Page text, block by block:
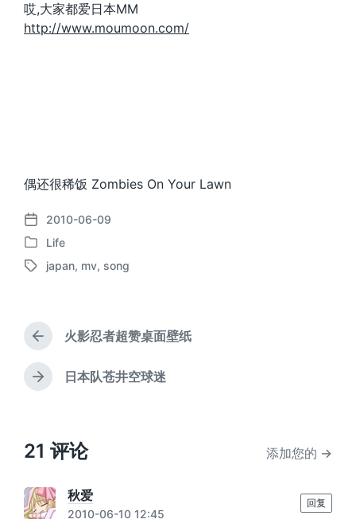
哎,大家都爱日本MM
http://www.moumoon.com/
偶还很稀饭 Zombies On Your Lawn
发
布
日
2010-06-09
发
布
Life
标
japan, mv, song
上
篇
文
章
火影忍者超赞桌面壁纸
下
：
日本队苍井空球迷
21 评论 添加您的 →
秋爱
2010-06-10 12:45
回复